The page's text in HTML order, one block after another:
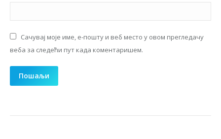
Сачувај моје име, е-пошту и веб место у овом прегледачу
веба за следећи пут када коментаришем.